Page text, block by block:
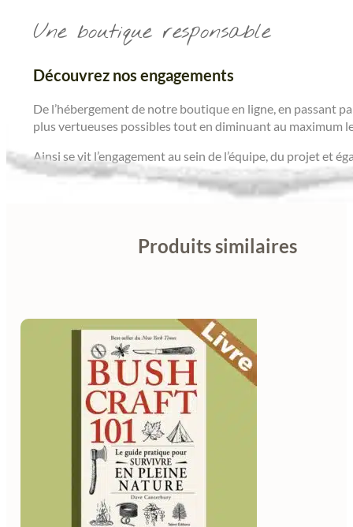
Une boutique responsable
Découvrez nos engagements
De l’hébergement de notre boutique en ligne, en passant
plus vertueuses possibles tout en diminuant au maximum
Ainsi se vit l’engagement au sein de l’équipe, du projet et
Produits similaires